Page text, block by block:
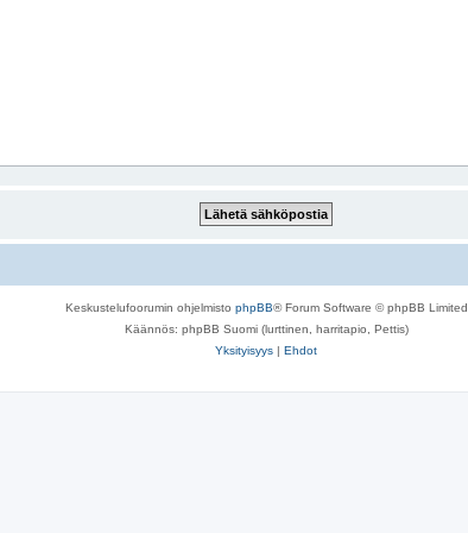
Keskustelufoorumin ohjelmisto phpBB® Forum Software © phpBB Limited
Käännös: phpBB Suomi (lurttinen, harritapio, Pettis)
Yksityisyys | Ehdot